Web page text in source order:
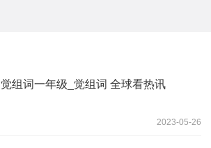
觉组词一年级_觉组词 全球看热讯
2023-05-26